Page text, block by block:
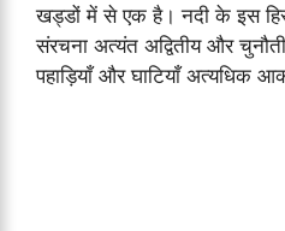
खड्डों में से एक है। नदी के इस
संरचना अत्यंत अद्वितीय और
पहाड़ियाँ और घाटियाँ अत्यधिक